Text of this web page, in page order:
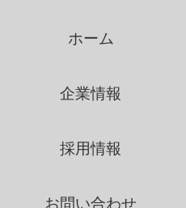
ホーム
企業情報
採用情報
お問い合わせ